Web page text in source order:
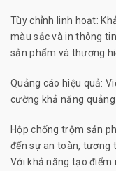
Tùy chỉnh linh hoạt:
màu sắc và in thông
sản phẩm và thương
Quảng cáo hiệu quả:
cường khả năng
Hộp chống trộm sản
đến sự an toàn, tương
Với khả năng tạo điểm